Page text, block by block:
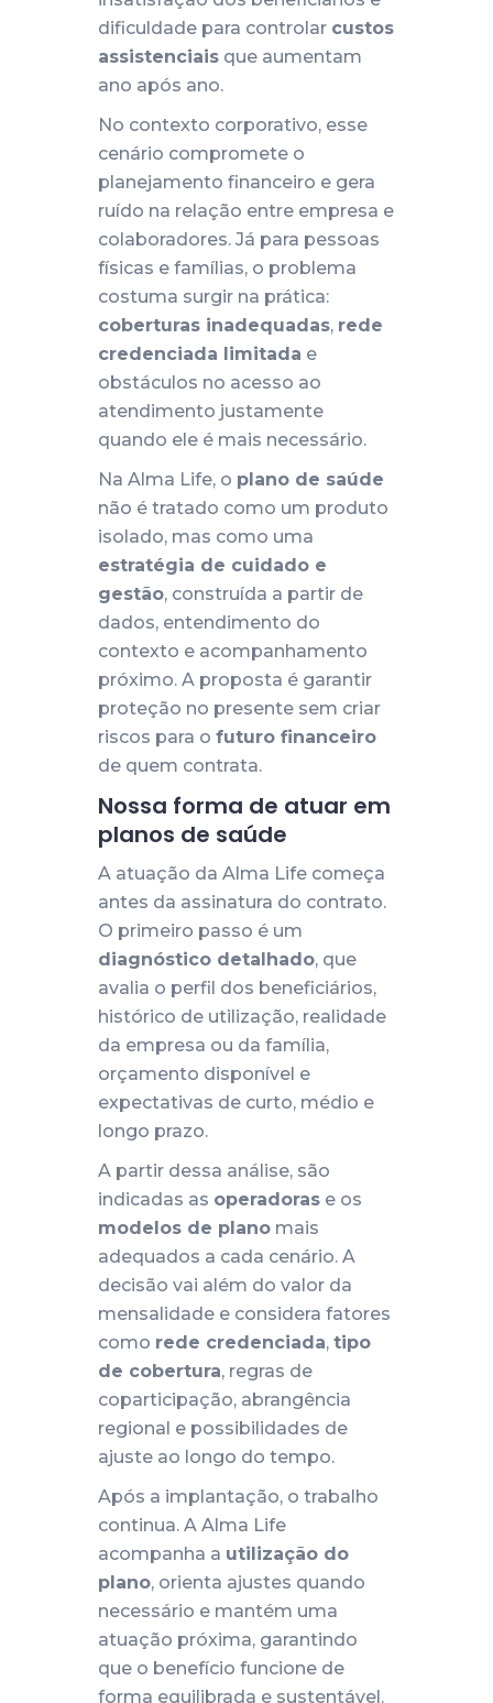
dificuldade para controlar custos
assistenciais que aumentam
ano após ano.
No contexto corporativo, esse
cenário compromete o
planejamento financeiro e gera
ruído na relação entre empresa e
colaboradores. Já para pessoas
físicas e famílias, o problema
costuma surgir na prática:
coberturas inadequadas, rede
credenciada limitada e
obstáculos no acesso ao
atendimento justamente
quando ele é mais necessário.
Na Alma Life, o plano de saúde
não é tratado como um produto
isolado, mas como uma
estratégia de cuidado e
gestão, construída a partir de
dados, entendimento do
contexto e acompanhamento
próximo. A proposta é garantir
proteção no presente sem criar
riscos para o futuro financeiro
de quem contrata.
Nossa forma de atuar em
planos de saúde
A atuação da Alma Life começa
antes da assinatura do contrato.
O primeiro passo é um
diagnóstico detalhado, que
avalia o perfil dos beneficiários,
histórico de utilização, realidade
da empresa ou da família,
orçamento disponível e
expectativas de curto, médio e
longo prazo.
A partir dessa análise, são
indicadas as operadoras e os
modelos de plano mais
adequados a cada cenário. A
decisão vai além do valor da
mensalidade e considera fatores
como rede credenciada, tipo
de cobertura, regras de
coparticipação, abrangência
regional e possibilidades de
ajuste ao longo do tempo.
Após a implantação, o trabalho
continua. A Alma Life
acompanha a utilização do
plano, orienta ajustes quando
necessário e mantém uma
atuação próxima, garantindo
que o benefício funcione de
forma equilibrada e sustentável.